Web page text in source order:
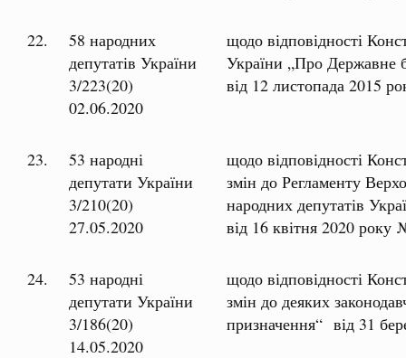
22.
58 народних
депутатів України
3/223(20)
02.06.2020
щодо відповідності
України „Про Державне
від 12 листопада 2015
23.
53 народні
депутати України
3/210(20)
27.05.2020
щодо відповідності
змін до Регламенту
народних депутатів
від 16 квітня 2020
24.
53 народні
депутати України
3/186(20)
14.05.2020
щодо відповідності
змін до деяких
призначення“ від 31